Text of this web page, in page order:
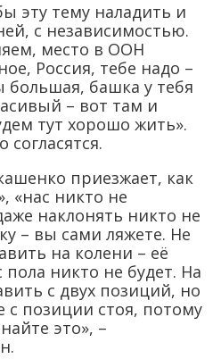
эту тему наладить и
с независимостью.
место в ООН
Россия, тебе надо –
башка у тебя
– вот там и
тут хорошо жить».
приезжает, как
«нас никто не
наклонять никто не
– вы сами ляжете. Не
на колени – её
никто не будет. На
с двух позиций, но
с позиции стоя, потому
это», –